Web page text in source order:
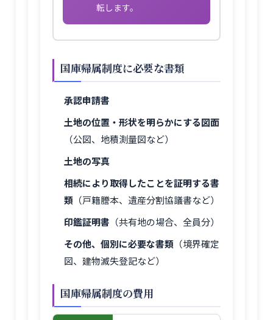
転します。
国庫帰属制度に必要な書類
承認申請書
土地の位置・形状を明らかにする図面
（公図、地積測量図など）
土地の写真
相続により取得したことを証明する書
類 （戸籍謄本、遺産分割協議書など）
印鑑証明書 （共有地の場合、全員分）
その他、個別に必要な書類 （境界確定
図、建物滅失登記など）
国庫帰属制度の費用